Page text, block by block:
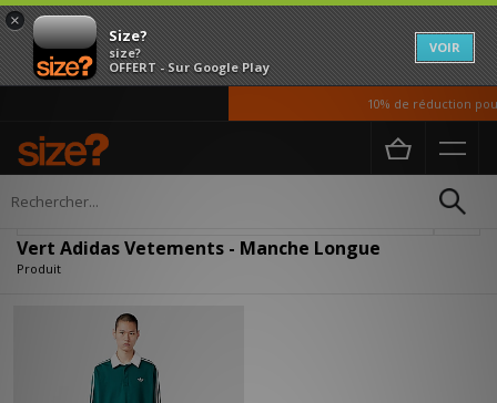
×
Size?
size?
OFFERT - Sur Google Play
VOIR
10% de réduction
Accueil Homme
Vert Adidas Vetements - Manche Longue
Produit